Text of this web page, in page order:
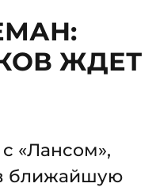
ЖДЕТ
«Лансом»,
ближайшую